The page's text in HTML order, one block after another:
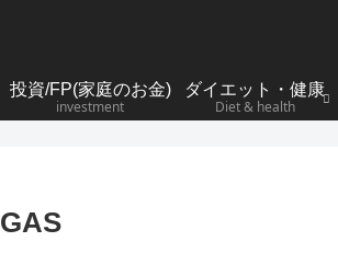
投資/FP(家庭のお金)
investment
ダイエット・健康
Diet & health
GAS